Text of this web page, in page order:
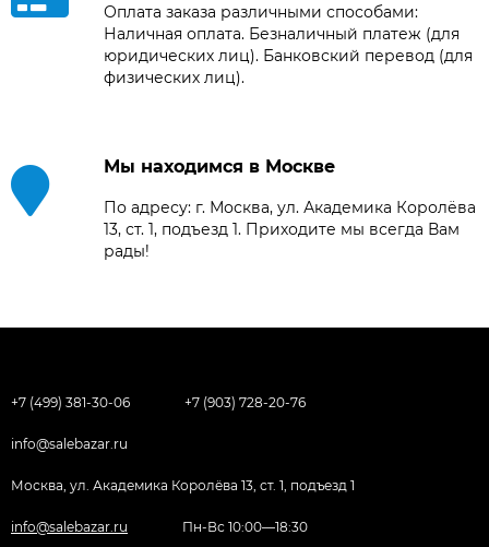
Оплата заказа различными способами:
Наличная оплата. Безналичный платеж (для
юридических лиц). Банковский перевод (для
физических лиц).
Мы находимся в Москве
По адресу: г. Москва, ул. Академика Королёва
13, ст. 1, подъезд 1. Приходите мы всегда Вам
рады!
+7 (499) 381-30-06 +7 (903) 728-20-76
info@salebazar.ru
Москва, ул. Академика Королёва 13, ст. 1, подъезд 1
info@salebazar.ru Пн-Вс 10:00—18:30